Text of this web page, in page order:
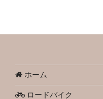
ホーム
ロードバイク